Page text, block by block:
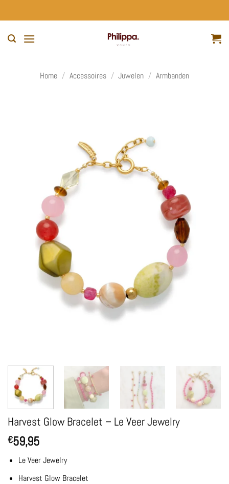
naar
Home / Accessoires / Juwelen / Armbanden
Harvest Glow Bracelet – Le Veer Jewelry
€59,95
Le Veer Jewelry
Harvest Glow Bracelet